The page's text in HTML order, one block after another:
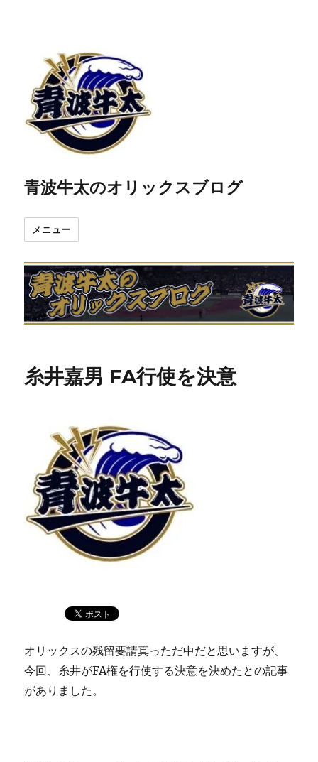
青波牛太のオリックスブログ
メニュー
糸井嘉男 FA行使を決意
オリックスの残留要請真っただ中だと思いますが、
今回、糸井がFA権を行使する決意を決めたとの記事
がありました。